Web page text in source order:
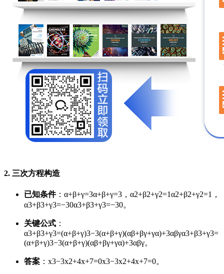
2. 三次方程构造
已知条件： α+β+γ=3α+β+γ=3 ， α2+β2+γ2=1α2+β2+γ2=1 ，
α3+β3+γ3=−30α3+β3+γ3=−30。
关键公式 ：
α3+β3+γ3=(α+β+γ)3−3(α+β+γ)(αβ+βγ+γα)+3αβγα3+β3+γ3=
(α+β+γ)3−3(α+β+γ)(αβ+βγ+γα)+3αβγ。
答案 ： x3−3x2+4x+7=0x3−3x2+4x+7=0。